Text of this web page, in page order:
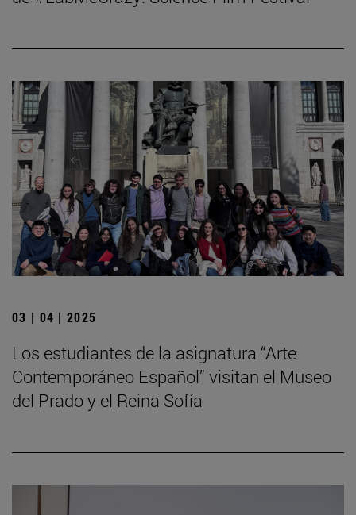
03 | 04 | 2025
Los estudiantes de la asignatura “Arte
Contemporáneo Español” visitan el Museo
del Prado y el Reina Sofía